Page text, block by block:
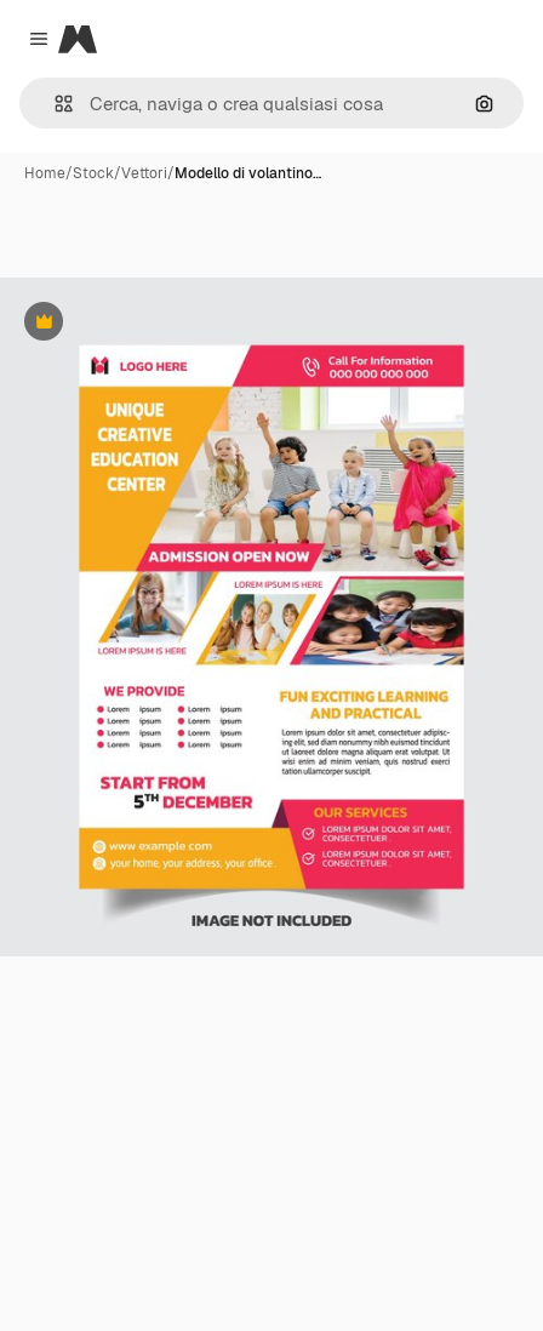
Close menu
Magnific
Cerca
Home/Stock/Vettori/Modello di volantino…
Premium